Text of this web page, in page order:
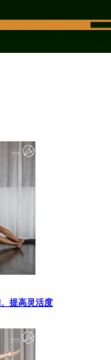
提高灵活度